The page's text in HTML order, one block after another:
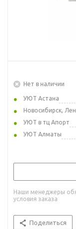
Нет в наличии
УЮТ Астана
Новосибирск,
УЮТ в тц Апорт
УЮТ Алматы
Наши менеджеры
условия заказа
Поделиться